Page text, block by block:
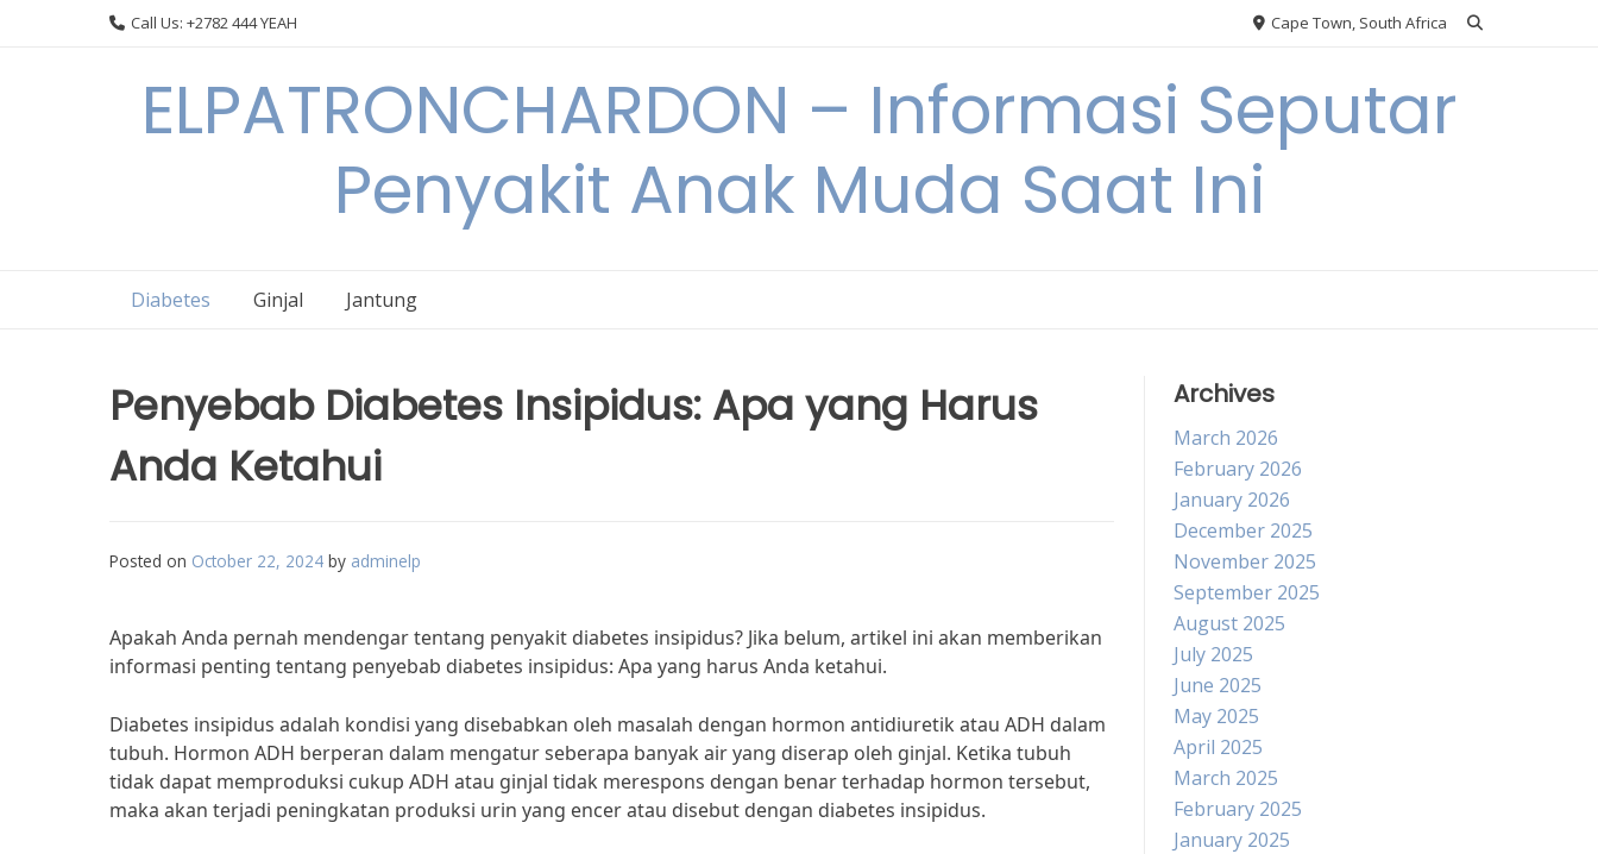
Call Us: +2782 444 YEAH Cape Town, South Africa
ELPATRONCHARDON – Informasi Seputar
Penyakit Anak Muda Saat Ini
Diabetes Ginjal Jantung
Penyebab Diabetes Insipidus: Apa yang Harus
Anda Ketahui
Posted on October 22, 2024 by adminelp
Apakah Anda pernah mendengar tentang penyakit diabetes insipidus? Jika belum, artikel ini akan memberikan
informasi penting tentang penyebab diabetes insipidus: Apa yang harus Anda ketahui.
Diabetes insipidus adalah kondisi yang disebabkan oleh masalah dengan hormon antidiuretik atau ADH dalam
tubuh. Hormon ADH berperan dalam mengatur seberapa banyak air yang diserap oleh ginjal. Ketika tubuh
tidak dapat memproduksi cukup ADH atau ginjal tidak merespons dengan benar terhadap hormon tersebut,
maka akan terjadi peningkatan produksi urin yang encer atau disebut dengan diabetes insipidus.
Archives
March 2026
February 2026
January 2026
December 2025
November 2025
September 2025
August 2025
July 2025
June 2025
May 2025
April 2025
March 2025
February 2025
January 2025